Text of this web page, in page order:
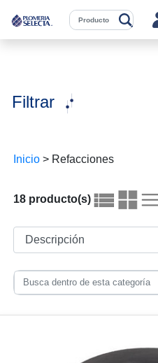
Filtrar
Inicio > Refacciones
18 producto(s)